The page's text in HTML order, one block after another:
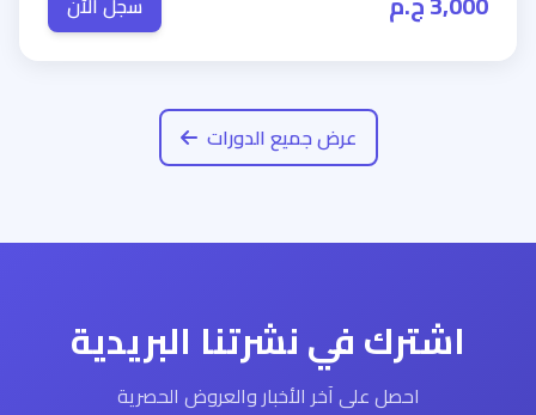
عرض جميع الدورات
اشترك في نشرتنا البريدية
احصل على آخر الأخبار والعروض الحصرية